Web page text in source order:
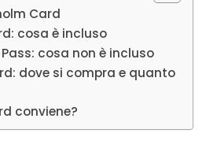
Card
cosa è incluso
cosa non è incluso
dove si compra e quanto
conviene?